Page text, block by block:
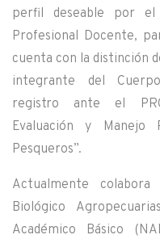
perfil deseable por
Profesional Docente,
cuenta con la distinción
integrante del
registro ante el
Evaluación y Manejo
Pesqueros”.
Actualmente
Biológico
Académico Básico